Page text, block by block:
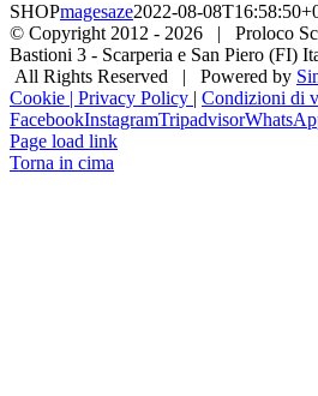
SHOPmagesaze2022-08-
© Copyright 2012 - 2026 | Proloco
Bastioni 3 - Scarperia e San Piero (FI)
All Rights Reserved | Powered by
Cookie | Privacy Policy | Condizioni di
FacebookInstagramTripadvisor
Page load link
Torna in cima